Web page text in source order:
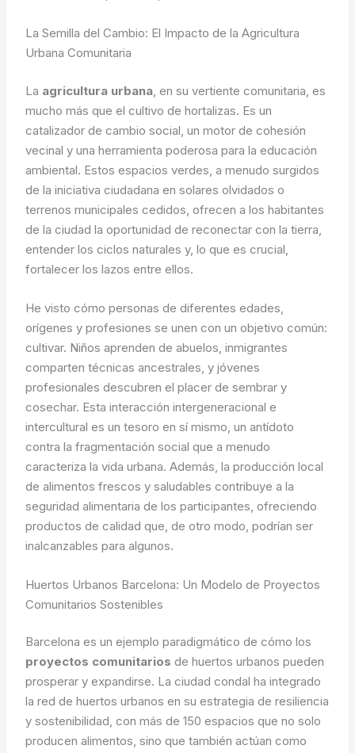
La Semilla del Cambio: El Impacto de la Agricultura
Urbana Comunitaria
La agricultura urbana, en su vertiente comunitaria, es
mucho más que el cultivo de hortalizas. Es un
catalizador de cambio social, un motor de cohesión
vecinal y una herramienta poderosa para la educación
ambiental. Estos espacios verdes, a menudo surgidos
de la iniciativa ciudadana en solares olvidados o
terrenos municipales cedidos, ofrecen a los habitantes
de la ciudad la oportunidad de reconectar con la tierra,
entender los ciclos naturales y, lo que es crucial,
fortalecer los lazos entre ellos.
He visto cómo personas de diferentes edades,
orígenes y profesiones se unen con un objetivo común:
cultivar. Niños aprenden de abuelos, inmigrantes
comparten técnicas ancestrales, y jóvenes
profesionales descubren el placer de sembrar y
cosechar. Esta interacción intergeneracional e
intercultural es un tesoro en sí mismo, un antídoto
contra la fragmentación social que a menudo
caracteriza la vida urbana. Además, la producción local
de alimentos frescos y saludables contribuye a la
seguridad alimentaria de los participantes, ofreciendo
productos de calidad que, de otro modo, podrían ser
inalcanzables para algunos.
Huertos Urbanos Barcelona: Un Modelo de Proyectos
Comunitarios Sostenibles
Barcelona es un ejemplo paradigmático de cómo los
proyectos comunitarios de huertos urbanos pueden
prosperar y expandirse. La ciudad condal ha integrado
la red de huertos urbanos en su estrategia de resiliencia
y sostenibilidad, con más de 150 espacios que no solo
producen alimentos, sino que también actúan como